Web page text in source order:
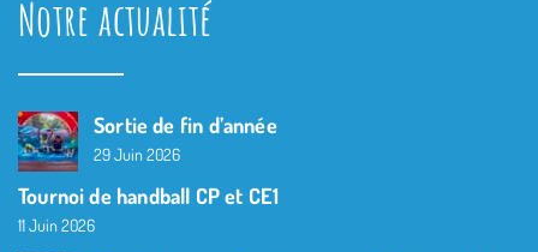
Notre actualité
Sortie de fin d’année
29 Juin 2026
Tournoi de handball CP et CE1
11 Juin 2026